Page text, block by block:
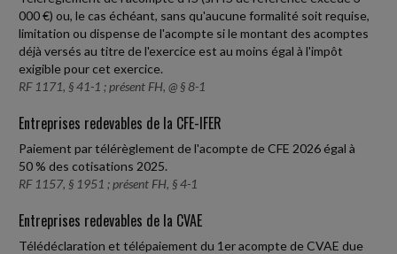
000 €) ou, le cas échéant, sans qu'aucune formalité soit requise,
limitation ou dispense de l'acompte si le montant des acomptes
déjà versés au titre de l'exercice est au moins égal à l'impôt
exigible pour cet exercice.
RF 1171, § 41-1 ; présent FH, @ § 8-1
Entreprises redevables de la CFE-IFER
Paiement par télérèglement de l'acompte de CFE 2026 égal à
50 % des cotisations 2025.
RF 1157, § 1951 ; présent FH, § 4-1
Entreprises redevables de la CVAE
Télédéclaration et télépaiement du 1er acompte de CVAE due